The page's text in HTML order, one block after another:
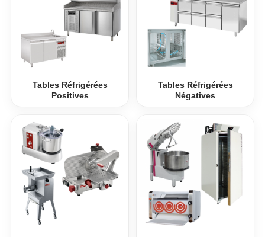
Tables Réfrigérées
Positives
Tables Réfrigérées
Négatives